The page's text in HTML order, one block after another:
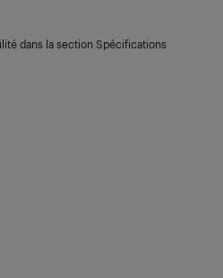
dans la section Spécifications